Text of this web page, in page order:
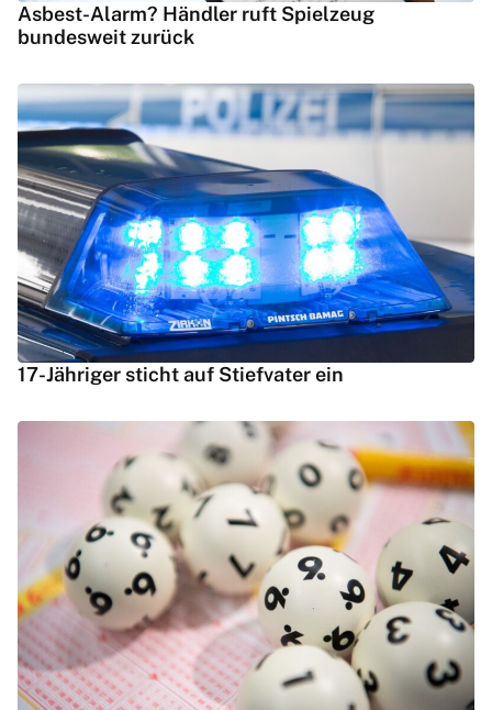
Asbest-Alarm? Händler ruft Spielzeug
bundesweit zurück
17-Jähriger sticht auf Stiefvater ein